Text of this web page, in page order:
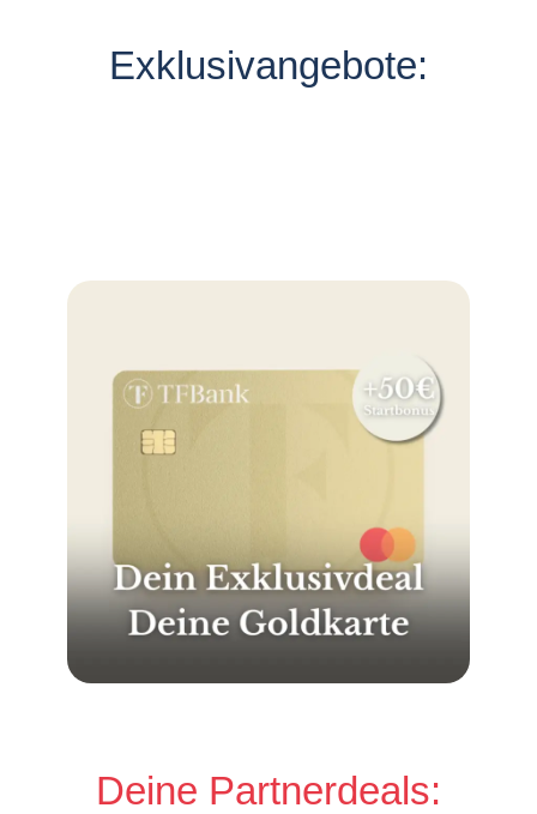
Exklusivangebote:
Deine Partnerdeals: